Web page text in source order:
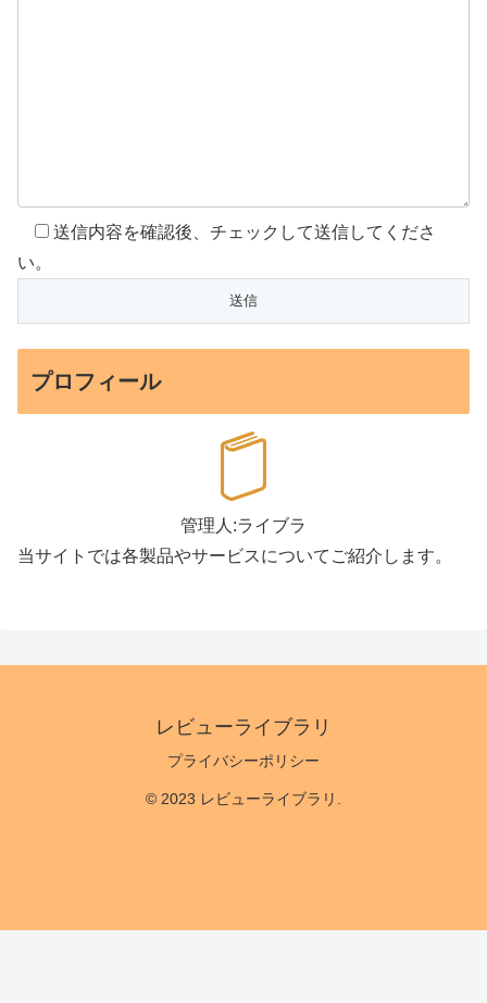
送信内容を確認後、チェックして送信してくださ
い。
プロフィール
管理人:ライブラ
当サイトでは各製品やサービスについてご紹介します。
レビューライブラリ
プライバシーポリシー
© 2023 レビューライブラリ.